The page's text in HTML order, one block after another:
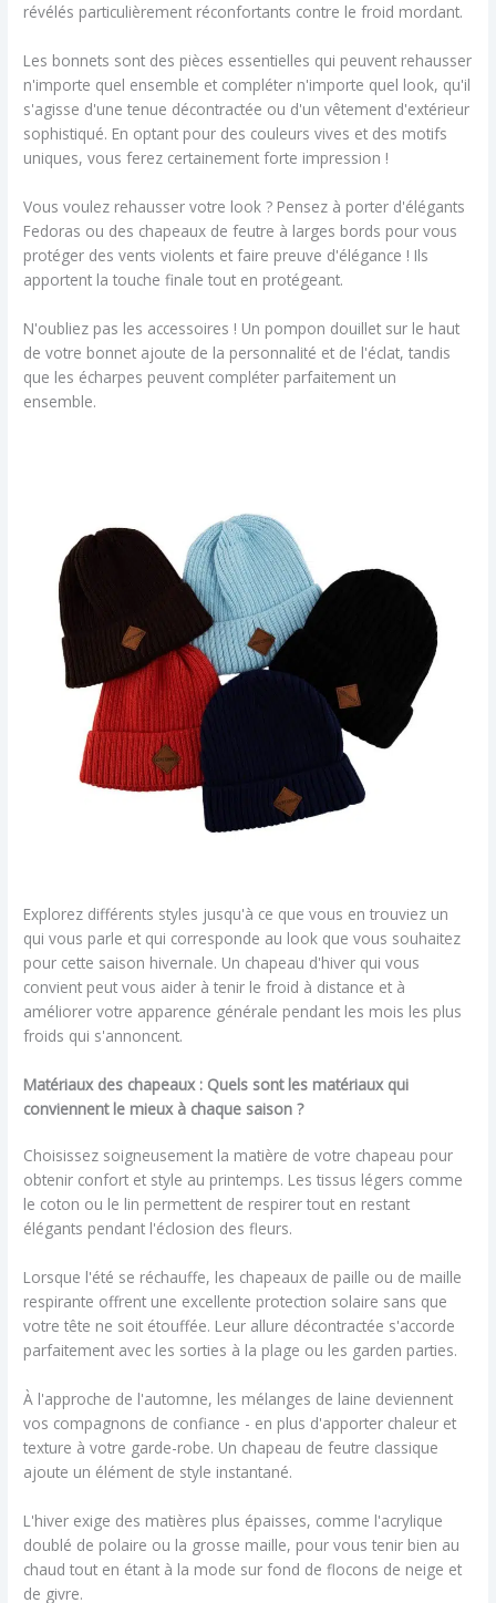
révélés particulièrement réconfortants contre le froid mordant.
Les bonnets sont des pièces essentielles qui peuvent rehausser
n'importe quel ensemble et compléter n'importe quel look, qu'il
s'agisse d'une tenue décontractée ou d'un vêtement d'extérieur
sophistiqué. En optant pour des couleurs vives et des motifs
uniques, vous ferez certainement forte impression !
Vous voulez rehausser votre look ? Pensez à porter d'élégants
Fedoras ou des chapeaux de feutre à larges bords pour vous
protéger des vents violents et faire preuve d'élégance ! Ils
apportent la touche finale tout en protégeant.
N'oubliez pas les accessoires ! Un pompon douillet sur le haut
de votre bonnet ajoute de la personnalité et de l'éclat, tandis
que les écharpes peuvent compléter parfaitement un
ensemble.
Explorez différents styles jusqu'à ce que vous en trouviez un
qui vous parle et qui corresponde au look que vous souhaitez
pour cette saison hivernale. Un chapeau d'hiver qui vous
convient peut vous aider à tenir le froid à distance et à
améliorer votre apparence générale pendant les mois les plus
froids qui s'annoncent.
Matériaux des chapeaux : Quels sont les matériaux qui
conviennent le mieux à chaque saison ?
Choisissez soigneusement la matière de votre chapeau pour
obtenir confort et style au printemps. Les tissus légers comme
le coton ou le lin permettent de respirer tout en restant
élégants pendant l'éclosion des fleurs.
Lorsque l'été se réchauffe, les chapeaux de paille ou de maille
respirante offrent une excellente protection solaire sans que
votre tête ne soit étouffée. Leur allure décontractée s'accorde
parfaitement avec les sorties à la plage ou les garden parties.
À l'approche de l'automne, les mélanges de laine deviennent
vos compagnons de confiance - en plus d'apporter chaleur et
texture à votre garde-robe. Un chapeau de feutre classique
ajoute un élément de style instantané.
L'hiver exige des matières plus épaisses, comme l'acrylique
doublé de polaire ou la grosse maille, pour vous tenir bien au
chaud tout en étant à la mode sur fond de flocons de neige et
de givre.